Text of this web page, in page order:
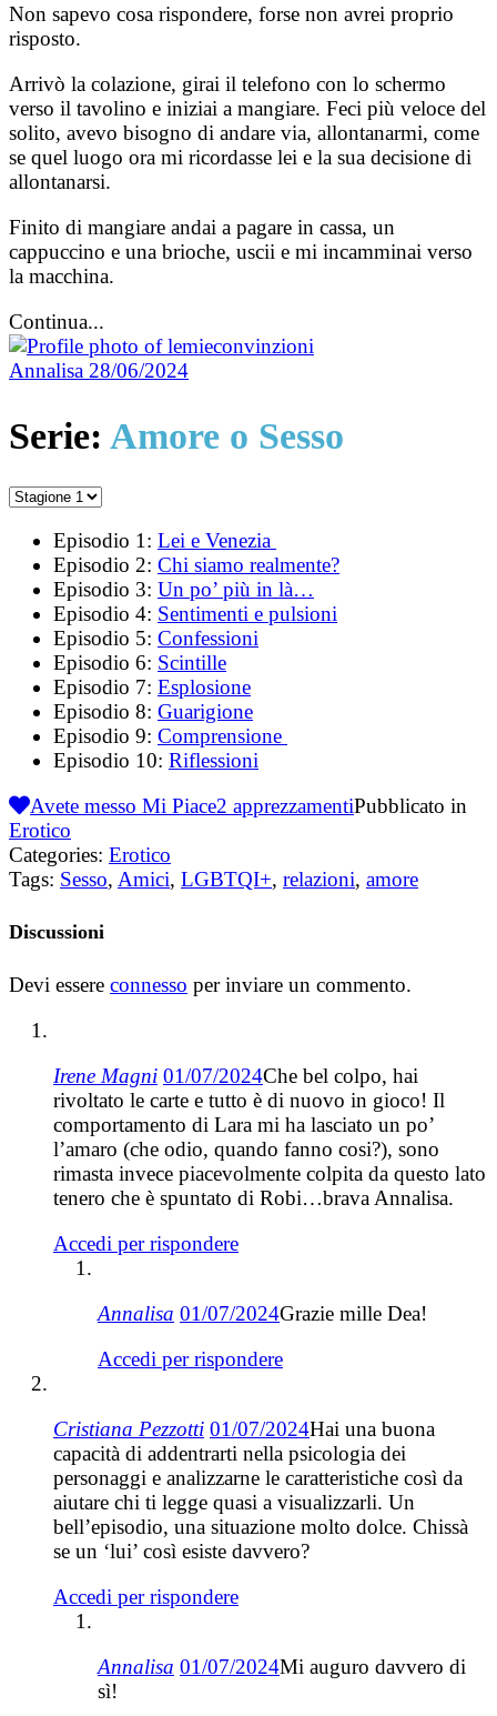
Non sapevo cosa rispondere, forse non avrei proprio
risposto.
Arrivò la colazione, girai il telefono con lo schermo
verso il tavolino e iniziai a mangiare. Feci più veloce del
solito, avevo bisogno di andare via, allontanarmi, come
se quel luogo ora mi ricordasse lei e la sua decisione di
allontanarsi.
Finito di mangiare andai a pagare in cassa, un
cappuccino e una brioche, uscii e mi incamminai verso
la macchina.
Continua...
Annalisa 28/06/2024
Serie: Amore o Sesso
Episodio 1: Lei e Venezia
Episodio 2: Chi siamo realmente?
Episodio 3: Un po’ più in là…
Episodio 4: Sentimenti e pulsioni
Episodio 5: Confessioni
Episodio 6: Scintille
Episodio 7: Esplosione
Episodio 8: Guarigione
Episodio 9: Comprensione
Episodio 10: Riflessioni
Avete messo Mi Piace2 apprezzamentiPubblicato in
Erotico
Categories: Erotico
Tags: Sesso, Amici, LGBTQI+, relazioni, amore
Discussioni
Devi essere connesso per inviare un commento.
Irene Magni 01/07/2024Che bel colpo, hai
rivoltato le carte e tutto è di nuovo in gioco! Il
comportamento di Lara mi ha lasciato un po’
l’amaro (che odio, quando fanno cosi?), sono
rimasta invece piacevolmente colpita da questo lato
tenero che è spuntato di Robi…brava Annalisa.
Accedi per rispondere
Annalisa 01/07/2024Grazie mille Dea!
Accedi per rispondere
Cristiana Pezzotti 01/07/2024Hai una buona
capacità di addentrarti nella psicologia dei
personaggi e analizzarne le caratteristiche così da
aiutare chi ti legge quasi a visualizzarli. Un
bell’episodio, una situazione molto dolce. Chissà
se un ‘lui’ così esiste davvero?
Accedi per rispondere
Annalisa 01/07/2024Mi auguro davvero di
sì!